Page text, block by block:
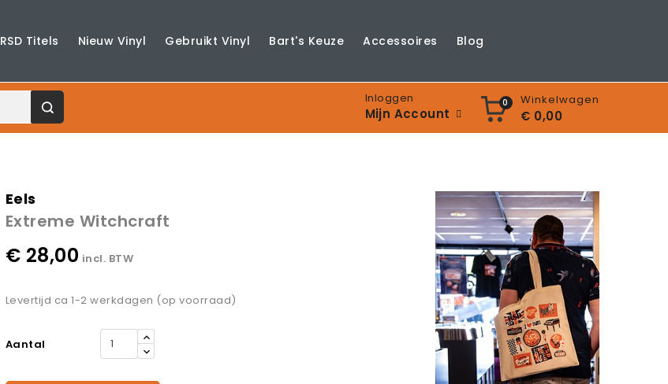
RSD Titels Nieuw Vinyl Gebruikt Vinyl Bart's Keuze Accessoires Blog
0 Winkelwagen
€ 0,00
Inloggen
Mijn Account
Eels
Extreme Witchcraft
€ 28,00 incl. BTW
Levertijd ca 1-2 werkdagen (op voorraad)
Aantal